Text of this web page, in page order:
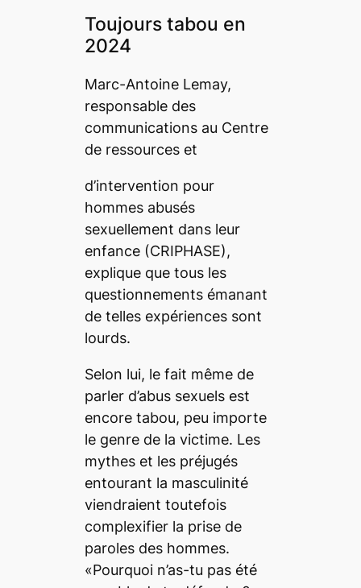
Toujours tabou en
2024
Marc-Antoine Lemay,
responsable des
communications au Centre
de ressources et
d’intervention pour
hommes abusés
sexuellement dans leur
enfance (CRIPHASE),
explique que tous les
questionnements émanant
de telles expériences sont
lourds.
Selon lui, le fait même de
parler d’abus sexuels est
encore tabou, peu importe
le genre de la victime. Les
mythes et les préjugés
entourant la masculinité
viendraient toutefois
complexifier la prise de
paroles des hommes.
«Pourquoi n’as-tu pas été